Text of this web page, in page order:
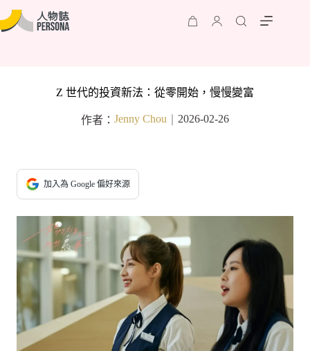
Z 世代的投資新法：從零開始，慢慢變富
作者： Jenny Chou 2026-02-26
加入為 Google 偏好來源